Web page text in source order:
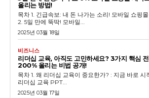
올리는 방법!
목차 1. 긴급속보: 내 돈 나가는 소리! 모바일 쇼핑몰 수수료, 언제까지?
2. 5일 만에 뚝딱! 모바일...
2025년 03월 18일
비즈니스
리더십 교육, 아직도 고민하세요? 3가지 핵심
200% 올리는 비법 공개!
목차 1. 왜 리더십 교육이 중요한가? : 지금 바로 시작해야 하는 이유 2.
리더십 교육 PPT...
2025년 03월 17일